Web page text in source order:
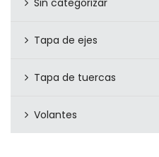
Sin categorizar
Tapa de ejes
Tapa de tuercas
Volantes